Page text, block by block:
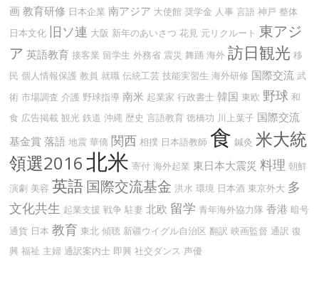
画 教育研修 日本企業 南アジア 大使館 奨学金 人事 言語 神戸 整体
日本文化 旧ソ連 大阪 新年のあいさつ 花見 元リクルート 東アジ
ア 英語教育 接客業 留学生 外務省 震災 舞踊 海外 訪日観光 移
民 個人情報保護 教員 就職 伝統工芸 技能実習生 海外研修 国際交流 武
術 市場調査 介護 野球指導 南米 起業家 行政書士 韓国 東欧 野球 和
食 広告掲載 観光 鉄道 沖縄 歴史 言語教育 徳橋功 川上葉子 国際交流
基金賞 落語 地震 華僑 関西 相撲 日本語教師 食 鍼灸 米大統
領選2016北米 寄付 海外起業 東日本大震災 料理 朝鮮
演劇 美容 英語国際交流基金 洪水 環境 日本酒 東京外大 多
文化共生 起業支援 戦争 駐妻 北欧 留学 青年海外協力隊 香港 暗号
通貨 日本 教育 東北 傾聴 新疆ウイグル自治区 翻訳 映画監督 通訳 復
興 福祉 主婦 通訳案内士 即興 社交ダンス 声優